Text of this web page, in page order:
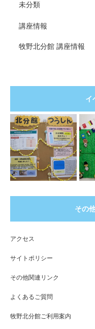
未分類
講座情報
牧野北分館 講座情報
イ
その
アクセス
サイトポリシー
その他関連リンク
よくあるご質問
牧野北分館ご利用案内